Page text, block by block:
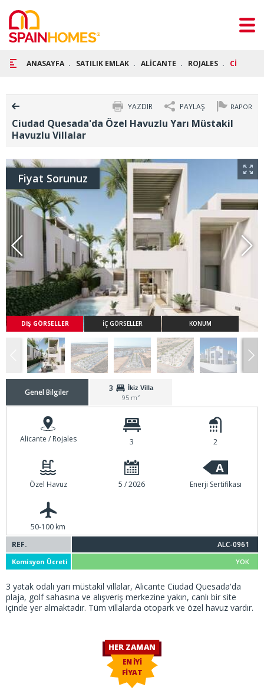
ANASAYFA SATILIK EMLAK ALİCANTE ROJALES CİUDAD
RAPOR
PAYLAŞ
YAZDIR
Ciudad Quesada'da Özel Havuzlu Yarı Müstakil
Havuzlu Villalar
Fiyat Sorunuz
DIŞ GÖRSELLER İÇ GÖRSELLER KONUM
Genel Bilgiler 3 İkiz Villa
95 m²
Alicante / Rojales 3 2
Özel Havuz 5 / 2026
A
Enerji Sertifikası
50-100 km
REF.
ALC-0961
Komisyon Ücreti YOK
3 yatak odalı yarı müstakil villalar, Alicante Ciudad Quesada'da
plaja, golf sahasına ve alışveriş merkezine yakın, canlı bir site
içinde yer almaktadır. Tüm villalarda otopark ve özel havuz vardır.
HER ZAMAN
EN İYİ
FİYAT